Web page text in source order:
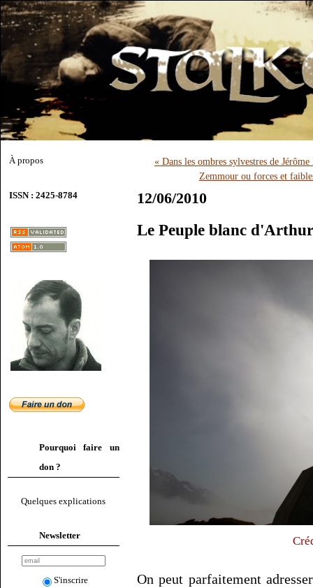
À propos
ISSN : 2425-8784
Pourquoi faire un
don ?
Quelques explications
Newsletter
S'inscrire
« Dans les ombres sylvestres de
Zemmour ou forces et
12/06/2010
Le Peuple blanc
On peut parfaitement